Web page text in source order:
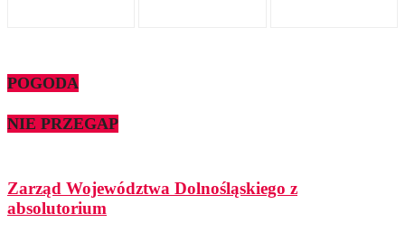
POGODA
NIE PRZEGAP
Zarząd Województwa Dolnośląskiego z
absolutorium